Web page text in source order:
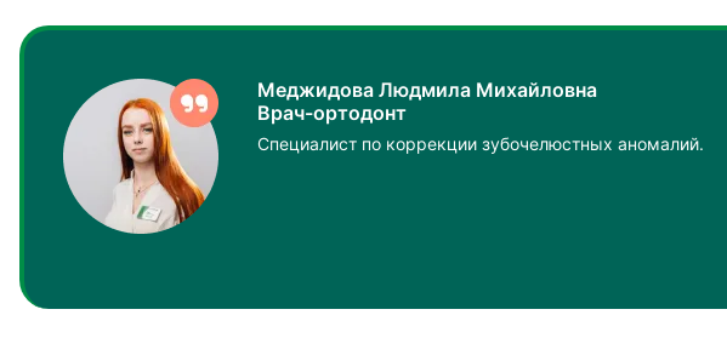
Меджидова Людмила Михайловна
Врач-ортодонт
Специалист по коррекции зубочелюстных аномалий.